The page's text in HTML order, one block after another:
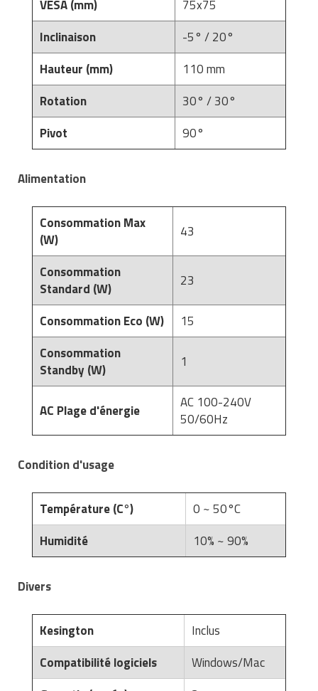
VESA (mm)
75x75
Inclinaison
-5° / 20°
Hauteur (mm)
110 mm
Rotation
30° / 30°
Pivot
90°
Alimentation
Consommation Max
(W)
43
Consommation
Standard (W)
23
Consommation Eco (W)
15
Consommation
Standby (W)
1
AC Plage d'énergie
AC 100-240V
50/60Hz
Condition d'usage
Température (C°)
0 ~ 50°C
Humidité
10% ~ 90%
Divers
Kesington
Inclus
Compatibilité logiciels
Windows/Mac